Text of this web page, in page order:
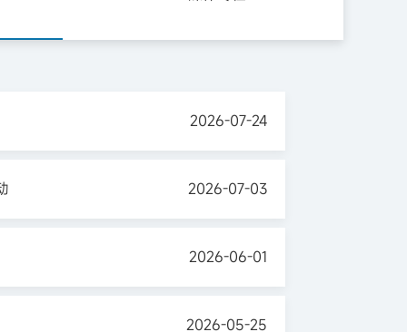
2026-07-24
2026-07-03
2026-06-01
2026-05-25